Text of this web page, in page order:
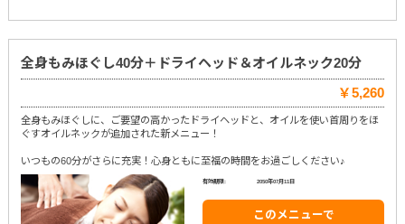
全身もみほぐし40分＋ドライヘッド＆オイルネック20分
￥5,260
全身もみほぐしに、ご要望の高かったドライヘッドと、オイルを使い首周りをほ
ぐすオイルネックが追加された新メニュー！
いつもの60分がさらに充実！心身ともに至福の時間をお過ごしください♪
有効期限: 2050年07月11日
このメニューで